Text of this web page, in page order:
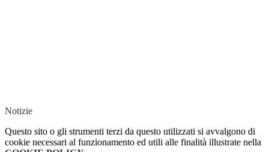
Notizie
Questo sito o gli strumenti terzi da questo utilizzati si avvalgono di
cookie necessari al funzionamento ed utili alle finalità illustrate nella